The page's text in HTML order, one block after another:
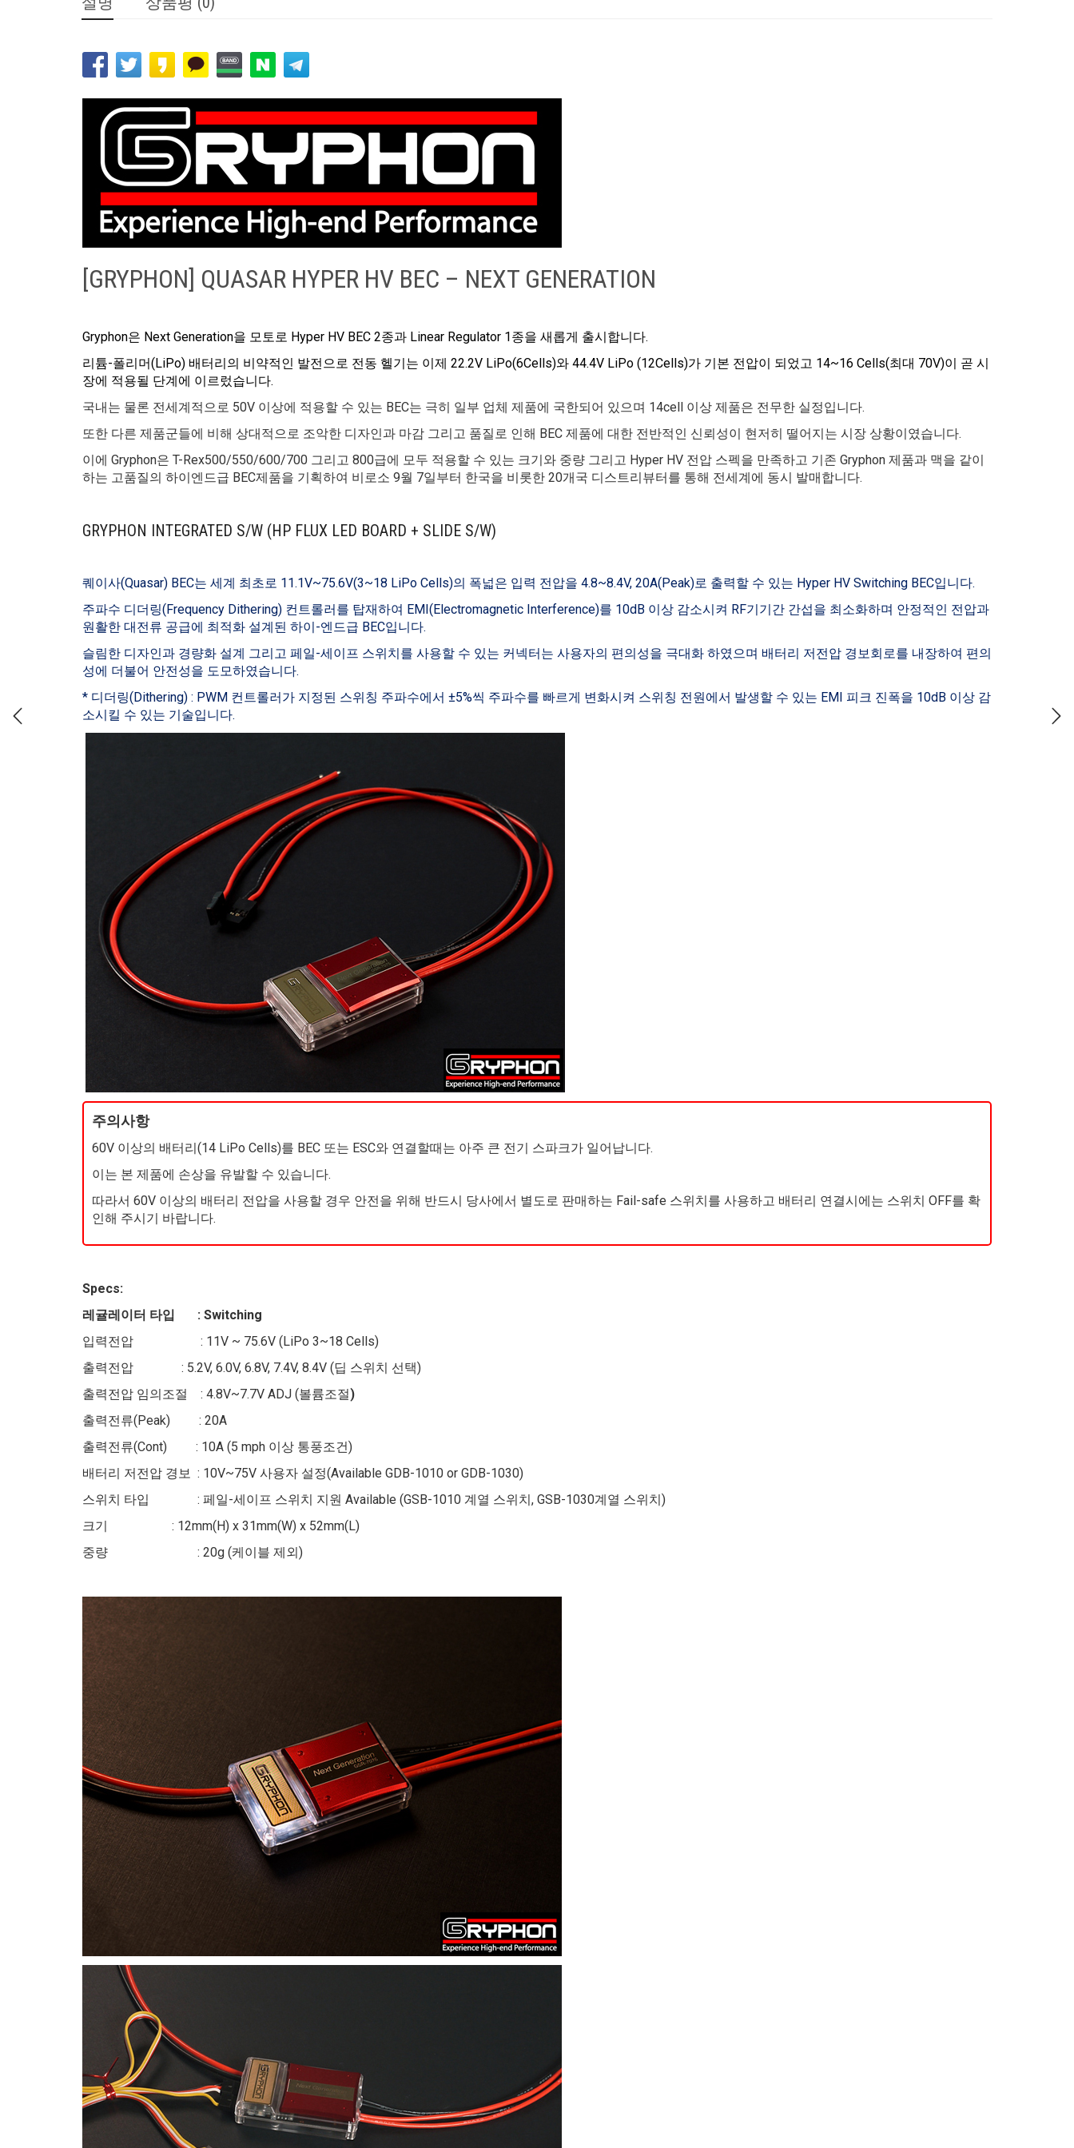
[GRYPHON] QUASAR HYPER HV BEC – NEXT GENERATION
Gryphon은 Next Generation을 모토로 Hyper HV BEC 2종과 Linear Regulator 1종을 새롭게 출시합니다.
리튬-폴리머(LiPo) 배터리의 비약적인 발전으로 전동 헬기는 이제 22.2V LiPo(6Cells)와 44.4V LiPo (12Cells)가 기본 전압이 되었고 14~16 Cells(최대 70V)이 곧 시
장에 적용될 단계에 이르렀습니다.
국내는 물론 전세계적으로 50V 이상에 적용할 수 있는 BEC는 극히 일부 업체 제품에 국한되어 있으며 14cell 이상 제품은 전무한 실정입니다.
또한 다른 제품군들에 비해 상대적으로 조악한 디자인과 마감 그리고 품질로 인해 BEC 제품에 대한 전반적인 신뢰성이 현저히 떨어지는 시장 상황이였습니다.
이에 Gryphon은 T-Rex500/550/600/700 그리고 800급에 모두 적용할 수 있는 크기와 중량 그리고 Hyper HV 전압 스펙을 만족하고 기존 Gryphon 제품과 맥을 같이
하는 고품질의 하이엔드급 BEC제품을 기획하여 비로소 9월 7일부터 한국을 비롯한 20개국 디스트리뷰터를 통해 전세계에 동시 발매합니다.
GRYPHON INTEGRATED S/W (HP FLUX LED BOARD + SLIDE S/W)
퀘이사(Quasar) BEC는 세계 최초로 11.1V~75.6V(3~18 LiPo Cells)의 폭넓은 입력 전압을 4.8~8.4V, 20A(Peak)로 출력할 수 있는 Hyper HV Switching BEC입니다.
주파수 디더링(Frequency Dithering) 컨트롤러를 탑재하여 EMI(Electromagnetic Interference)를 10dB 이상 감소시켜 RF기기간 간섭을 최소화하며 안정적인 전압과
원활한 대전류 공급에 최적화 설계된 하이-엔드급 BEC입니다.
슬림한 디자인과 경량화 설계 그리고 페일-세이프 스위치를 사용할 수 있는 커넥터는 사용자의 편의성을 극대화 하였으며 배터리 저전압 경보회로를 내장하여 편의
성에 더불어 안전성을 도모하였습니다.
* 디더링(Dithering) : PWM 컨트롤러가 지정된 스위칭 주파수에서 ±5%씩 주파수를 빠르게 변화시켜 스위칭 전원에서 발생할 수 있는 EMI 피크 진폭을 10dB 이상 감
소시킬 수 있는 기술입니다.
주의사항
60V 이상의 배터리(14 LiPo Cells)를 BEC 또는 ESC와 연결할때는 아주 큰 전기 스파크가 일어납니다.
이는 본 제품에 손상을 유발할 수 있습니다.
따라서 60V 이상의 배터리 전압을 사용할 경우 안전을 위해 반드시 당사에서 별도로 판매하는 Fail-safe 스위치를 사용하고 배터리 연결시에는 스위치 OFF를 확
인해 주시기 바랍니다.
Specs:
레귤레이터 타입 : Switching
입력전압 : 11V ~ 75.6V (LiPo 3~18 Cells)
출력전압 : 5.2V, 6.0V, 6.8V, 7.4V, 8.4V (딥 스위치 선택)
출력전압 임의조절 : 4.8V~7.7V ADJ (볼륨조절)
출력전류(Peak) : 20A
출력전류(Cont) : 10A (5 mph 이상 통풍조건)
배터리 저전압 경보 : 10V~75V 사용자 설정(Available GDB-1010 or GDB-1030)
스위치 타입 : 페일-세이프 스위치 지원 Available (GSB-1010 계열 스위치, GSB-1030계열 스위치)
크기 : 12mm(H) x 31mm(W) x 52mm(L)
중량 : 20g (케이블 제외)